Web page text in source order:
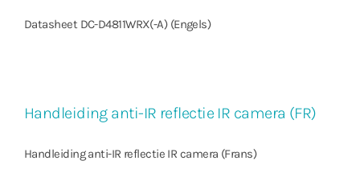
Datasheet DC-D4811WRX(-A) (Engels)
Handleiding anti-IR reflectie IR camera (FR)
Handleiding anti-IR reflectie IR camera (Frans)